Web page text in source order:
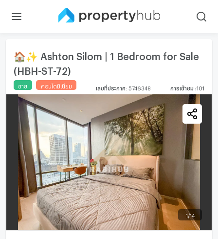
🏠✨ Ashton Silom | 1 Bedroom for Sale
(HBH-ST-72)
ขาย คอนโดมิเนียม เลขที่ประกาศ 5746348 การเข้าชม :101
1/14